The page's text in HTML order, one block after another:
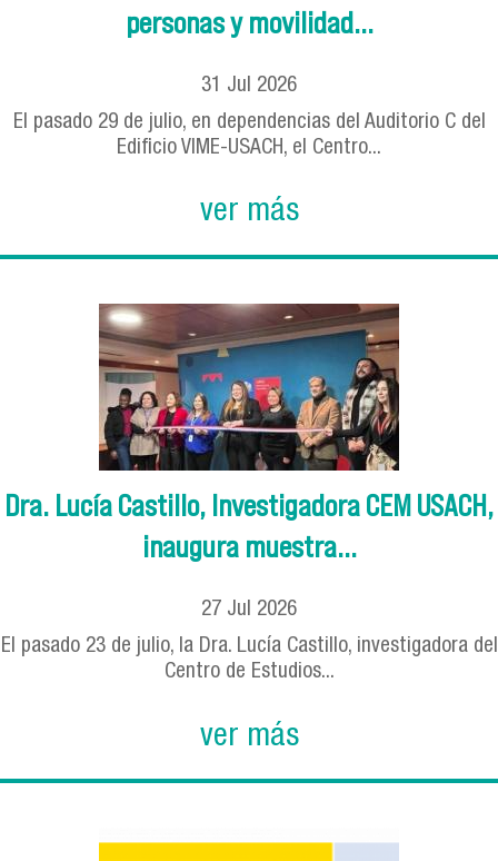
personas y movilidad...
31 Jul 2026
El pasado 29 de julio, en dependencias del Auditorio C del
Edificio VIME-USACH, el Centro...
ver más
Dra. Lucía Castillo, Investigadora CEM USACH,
inaugura muestra...
27 Jul 2026
El pasado 23 de julio, la Dra. Lucía Castillo, investigadora del
Centro de Estudios...
ver más